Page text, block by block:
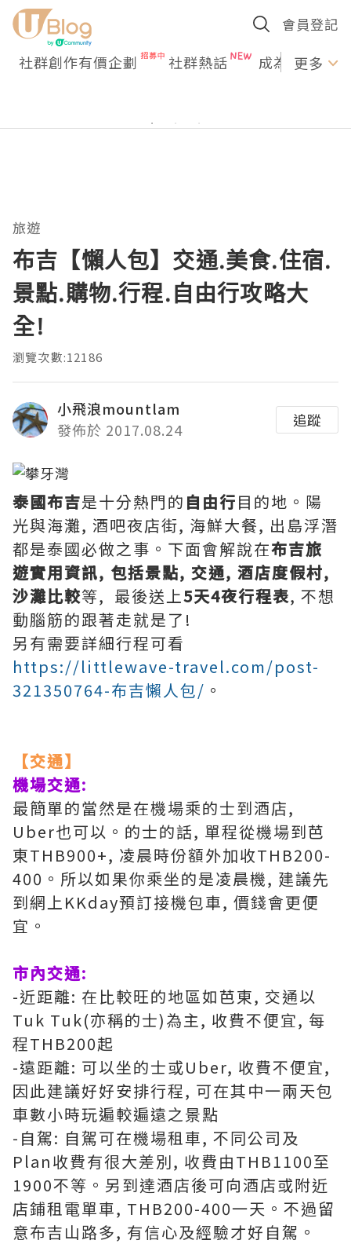
會員登記
社群創作有價企劃 社群熱話 成為U更多
旅遊
布吉【懶人包】交通.美食.住宿.
景點.購物.行程.自由行攻略大
全!
瀏覽次數:12186
小飛浪mountlam
發佈於 2017.08.24
追蹤
泰國布吉是十分熱門的 自由行目的地。陽
光與海灘, 酒吧夜店街, 海鮮大餐, 出島浮潛
都是泰國必做之事。下面會解說在布吉旅
遊實用資訊, 包括景點, 交通, 酒店度假村,
沙灘比較等, 最後送上5天4夜行程表, 不想
動腦筋的跟著走就是了!
另有需要詳細行程可看
https://littlewave-travel.com/post-
321350764-布吉懶人包/ 。
【交通】
機場交通:
最簡單的當然是在機場乘的士到酒店,
Uber也可以。的士的話, 單程從機場到芭
東THB900+, 凌晨時份額外加收THB200-
400。所以如果你乘坐的是凌晨機, 建議先
到網上KKday預訂接機包車, 價錢會更便
宜。
市內交通:
-近距離: 在比較旺的地區如芭東, 交通以
Tuk Tuk(亦稱的士)為主, 收費不便宜, 每
程THB200起
-遠距離: 可以坐的士或Uber, 收費不便宜,
因此建議好好安排行程, 可在其中一兩天包
車數小時玩遍較遍遠之景點
-自駕: 自駕可在機場租車, 不同公司及
Plan收費有很大差別, 收費由THB1100至
1900不等。另到達酒店後可向酒店或附近
店鋪租電單車, THB200-400一天。不過留
意布吉山路多, 有信心及經驗才好自駕。